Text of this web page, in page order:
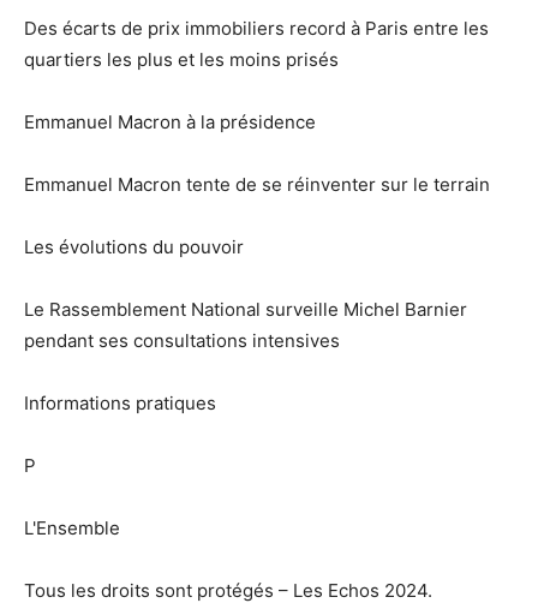
Des écarts de prix immobiliers record à Paris entre les
quartiers les plus et les moins prisés
Emmanuel Macron à la présidence
Emmanuel Macron tente de se réinventer sur le terrain
Les évolutions du pouvoir
Le Rassemblement National surveille Michel Barnier
pendant ses consultations intensives
Informations pratiques
P
L'Ensemble
Tous les droits sont protégés – Les Echos 2024.